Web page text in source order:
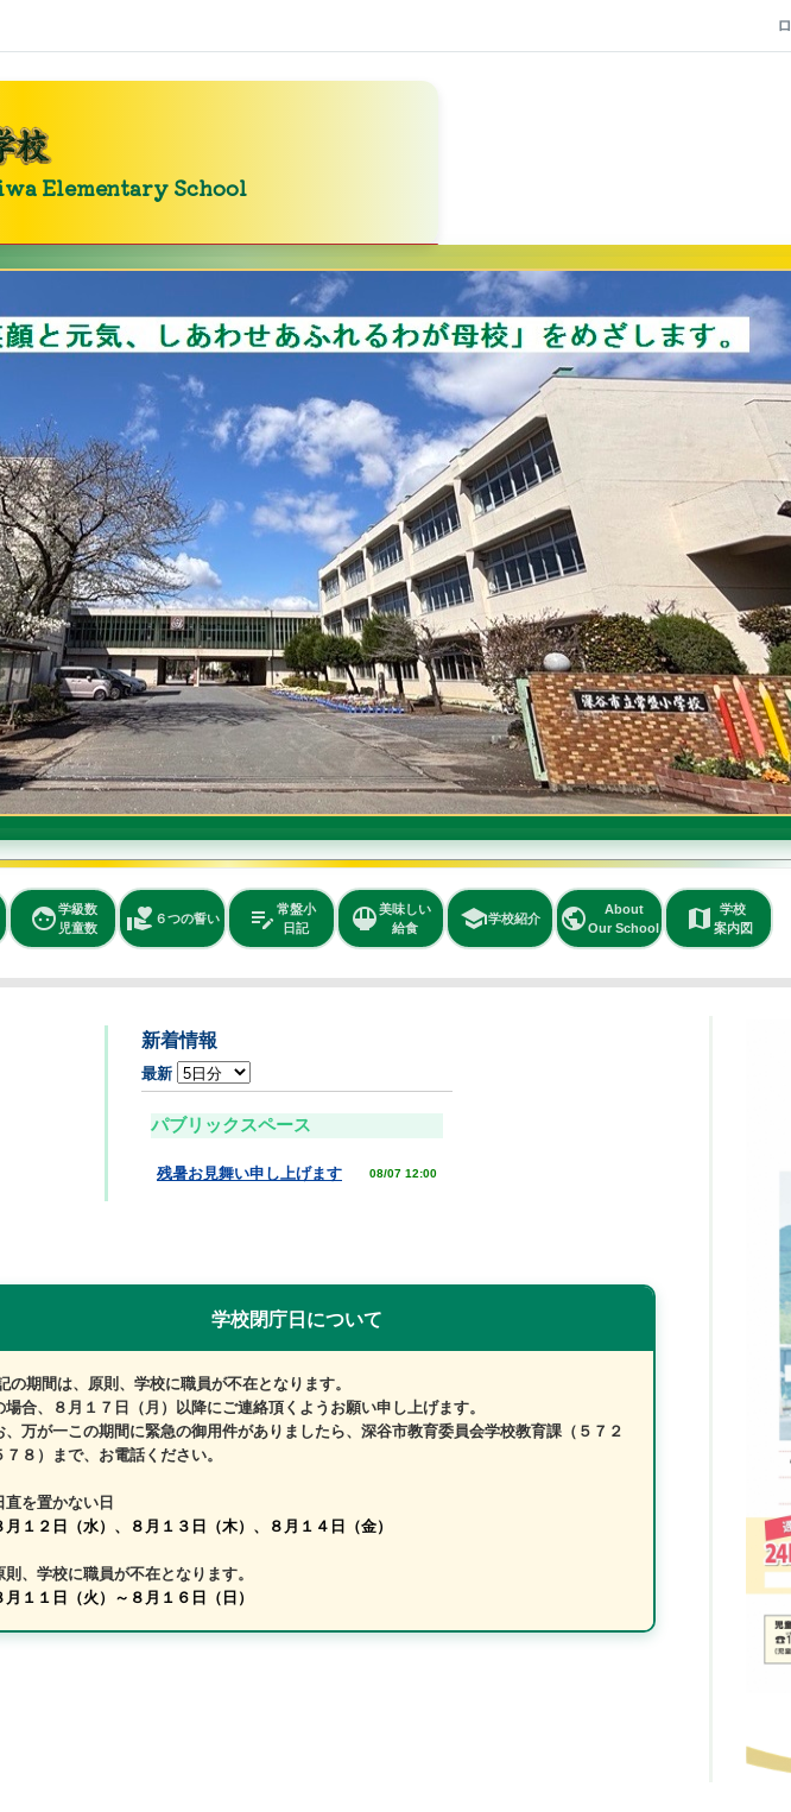
Elementary School
face学級数
児童数
volunteer_activism ６つの誓い edit_note 常盤小
日記
rice_bowl美味しい
給食
school学校紹介 public
About
Our School
map
学校
案内図
新着情報
最新
パブリックスペース
残暑お見舞い申し上げます 08/07 12:00
学校閉庁日について
期間は、原則、学校に職員が不在となります。
場合、８月１７日（月）以降にご連絡頂くようお願い申し上げます。
万が一この期間に緊急の御用件がありましたら、深谷市教育委員会学校教育課（５７２
７８）まで、お電話ください。
直を置かない日
月１２日（水）、８月１３日（木）、８月１４日（金）
則、学校に職員が不在となります。
月１１日（火）～８月１６日（日）